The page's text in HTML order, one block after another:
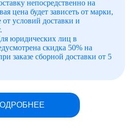
непосредственно на
цена будет зависеть от марки,
от условий доставки и
юридических лиц в
скидка 50% на
заказе сборной доставки от 5